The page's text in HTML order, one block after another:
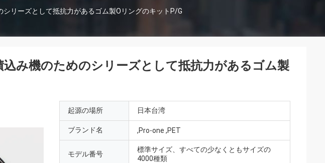
リーズとして抵抗力があるゴム製OリングのキットP/G
み機のためのシリーズとして抵抗力があるゴム製
起源の場所 日本台湾
ブランド名 ,Pro-one ,PET
モデル番号
標準サイズ、すべての少なくともサイズの
4000種類